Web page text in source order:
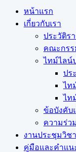
หน้าแรก
เกี่ยวกับเรา
ประวัติร
คณะกรร
ไทม์ไลน์
ปร
ไท
ไท
ข้อบังคับ
ความร่ว
งานประชุมวิช
คู่มือและคำแน